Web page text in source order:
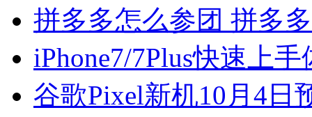
拼多多怎么参团 拼多
iPhone7/7Plus快速上
谷歌Pixel新机10月4日